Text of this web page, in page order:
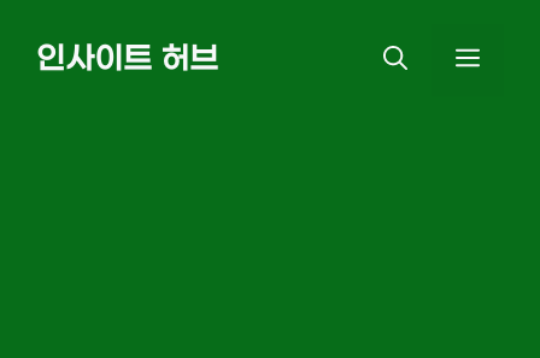
인사이트 허브